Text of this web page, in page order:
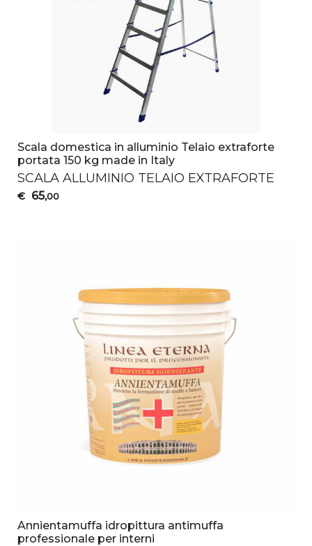
Scala domestica in alluminio Telaio extraforte
portata 150 kg made in Italy
SCALA ALLUMINIO TELAIO EXTRAFORTE
€ 65,00
Annientamuffa idropittura antimuffa
professionale per interni